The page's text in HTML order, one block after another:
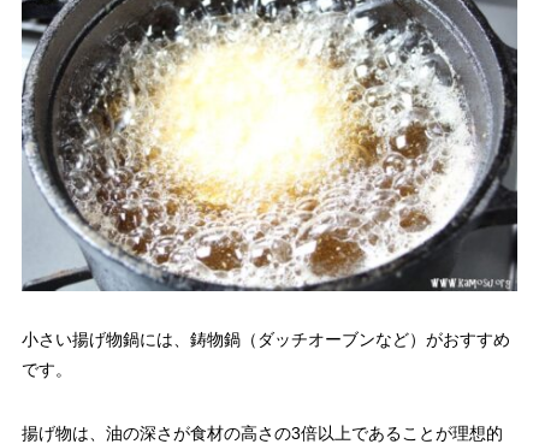
小さい揚げ物鍋には、鋳物鍋（ダッチオーブンなど）がおすすめ
です。
揚げ物は、油の深さが食材の高さの3倍以上であることが理想的